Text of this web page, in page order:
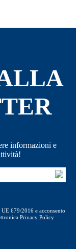
informazioni e
679/2016 e acconsento
Privacy Policy